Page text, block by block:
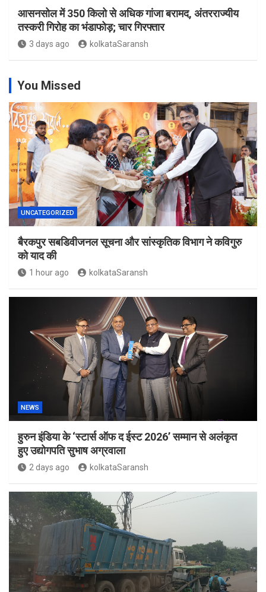
आसनसोल में 350 किलो से अधिक गांजा बरामद, अंतरराज्यीय
तस्करी गिरोह का भंडाफोड़; चार गिरफ्तार
3 days ago kolkataSaransh
You Missed
UNCATEGORIZED
बैरकपुर सबडिवीजनल सूचना और सांस्कृतिक विभाग ने कविगुरु
को याद की
1 hour ago kolkataSaransh
NEWS
हुरुन इंडिया के ‘स्टार्स ऑफ द ईस्ट 2026’ सम्मान से अलंकृत
हुए उद्योगपति सुभाष अग्रवाला
2 days ago kolkataSaransh